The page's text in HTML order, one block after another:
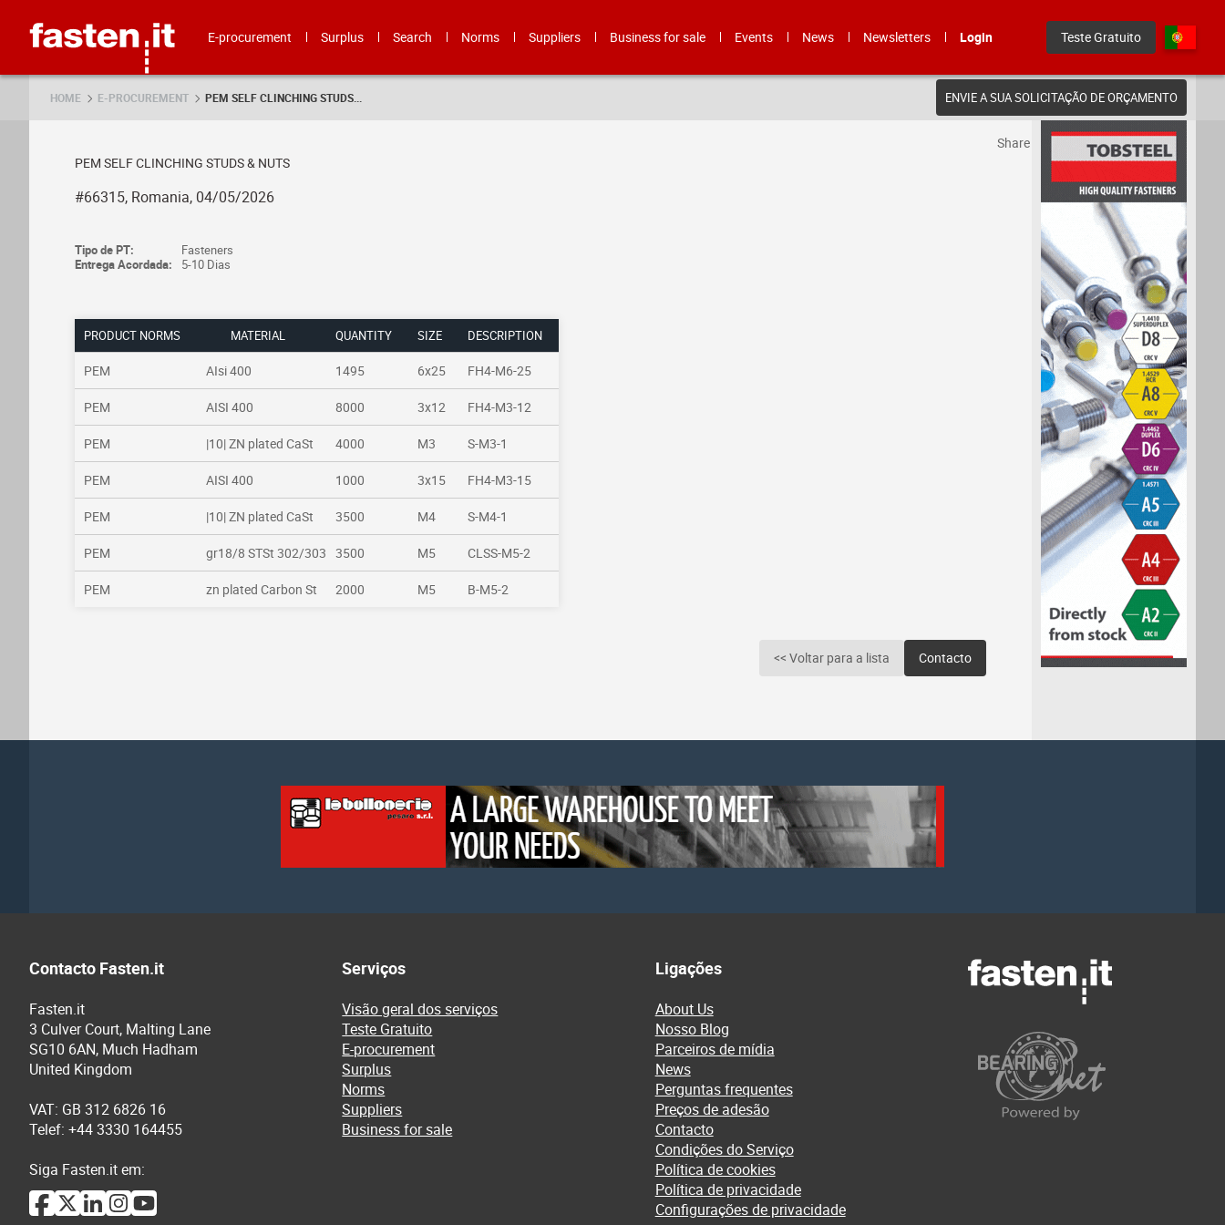
E-procurement Surplus Search Norms Suppliers Business for sale Events News Newsletters Login Teste Gratuito
HOME E-PROCUREMENT PEM SELF CLINCHING STUDS... ENVIE A SUA SOLICITAÇÃO DE ORÇAMENTO
PEM SELF CLINCHING STUDS & NUTS
#66315, Romania, 04/05/2026
Tipo de PT:
Fasteners
Entrega Acordada:
5-10 Dias
PRODUCT NORMS MATERIAL QUANTITY SIZE DESCRIPTION
PEM AIsi 400 1495 6x25 FH4-M6-25
PEM AISI 400 8000 3x12 FH4-M3-12
PEM |10| ZN plated CaSt 4000 M3 S-M3-1
PEM AISI 400 1000 3x15 FH4-M3-15
PEM |10| ZN plated CaSt 3500 M4 S-M4-1
PEM gr18/8 STSt 302/303 3500 M5 CLSS-M5-2
PEM zn plated Carbon St 2000 M5 B-M5-2
<< Voltar para a lista Contacto
Share
Contacto Fasten.it
Fasten.it
3 Culver Court, Malting Lane
SG10 6AN, Much Hadham
United Kingdom
VAT: GB 312 6826 16
Telef: +44 3330 164455
Siga Fasten.it em:
Serviços
Visão geral dos serviços
Teste Gratuito
E-procurement
Surplus
Norms
Suppliers
Business for sale
Ligações
About Us
Nosso Blog
Parceiros de mídia
News
Perguntas frequentes
Preços de adesão
Contacto
Condições do Serviço
Política de cookies
Política de privacidade
Configurações de privacidade